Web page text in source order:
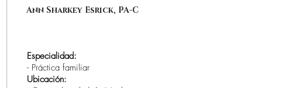
Ann Sharkey Esrick, PA-C
Especialidad:
- Práctica familiar
Ubicación: